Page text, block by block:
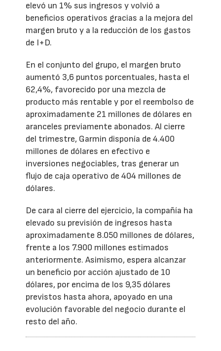
elevó un 1% sus ingresos y volvió a
beneficios operativos gracias a la mejora del
margen bruto y a la reducción de los gastos
de I+D.
En el conjunto del grupo, el margen bruto
aumentó 3,6 puntos porcentuales, hasta el
62,4%, favorecido por una mezcla de
producto más rentable y por el reembolso de
aproximadamente 21 millones de dólares en
aranceles previamente abonados. Al cierre
del trimestre, Garmin disponía de 4.400
millones de dólares en efectivo e
inversiones negociables, tras generar un
flujo de caja operativo de 404 millones de
dólares.
De cara al cierre del ejercicio, la compañía ha
elevado su previsión de ingresos hasta
aproximadamente 8.050 millones de dólares,
frente a los 7.900 millones estimados
anteriormente. Asimismo, espera alcanzar
un beneficio por acción ajustado de 10
dólares, por encima de los 9,35 dólares
previstos hasta ahora, apoyado en una
evolución favorable del negocio durante el
resto del año.